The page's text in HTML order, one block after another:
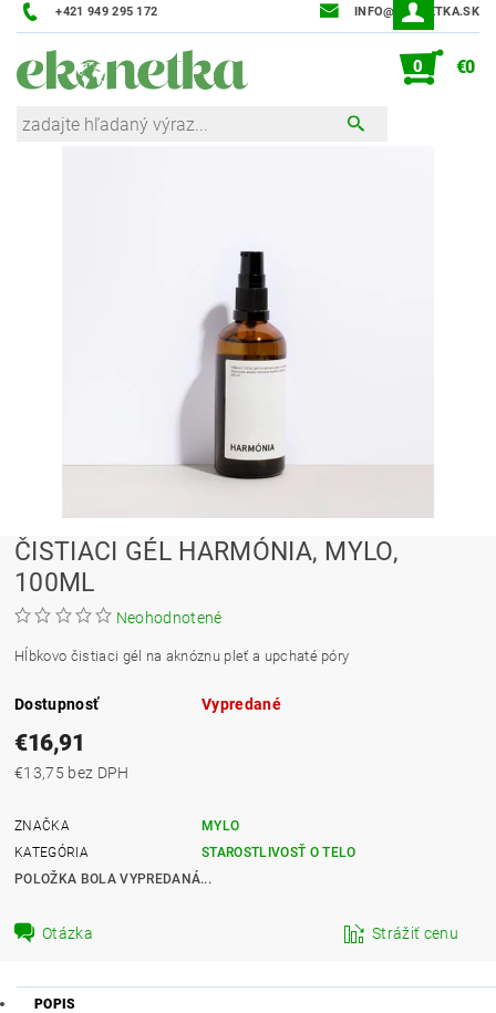
+421 949 295 172 INFO@EKONETKA.SK
0 €0
ČISTIACI GÉL HARMÓNIA, MYLO,
100ML
Neohodnotené
Hĺbkovo čistiaci gél na aknóznu pleť a upchaté póry
Dostupnosť Vypredané
€16,91
€13,75 bez DPH
ZNAČKA
MYLO
KATEGÓRIA
STAROSTLIVOSŤ O TELO
POLOŽKA BOLA VYPREDANÁ...
Otázka Strážiť cenu
POPIS